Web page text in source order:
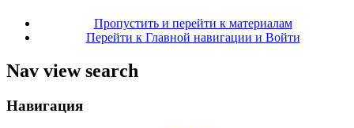
Пропустить и перейти к материалам
Перейти к Главной навигации и Войти
Nav view search
Навигация